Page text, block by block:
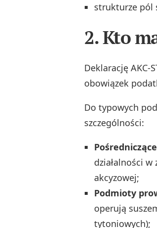
strukturze pól
2. Kto
Deklarację
obowiązek
Do typowych
szczególności:
działalności
akcyzowej;
Podmioty
operują
tytoniowych);